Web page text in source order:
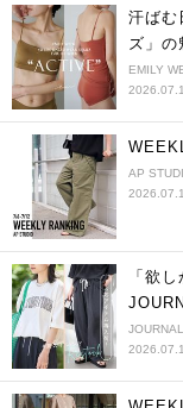
汗ばむ
ズ」
EMILY
AP
「欲